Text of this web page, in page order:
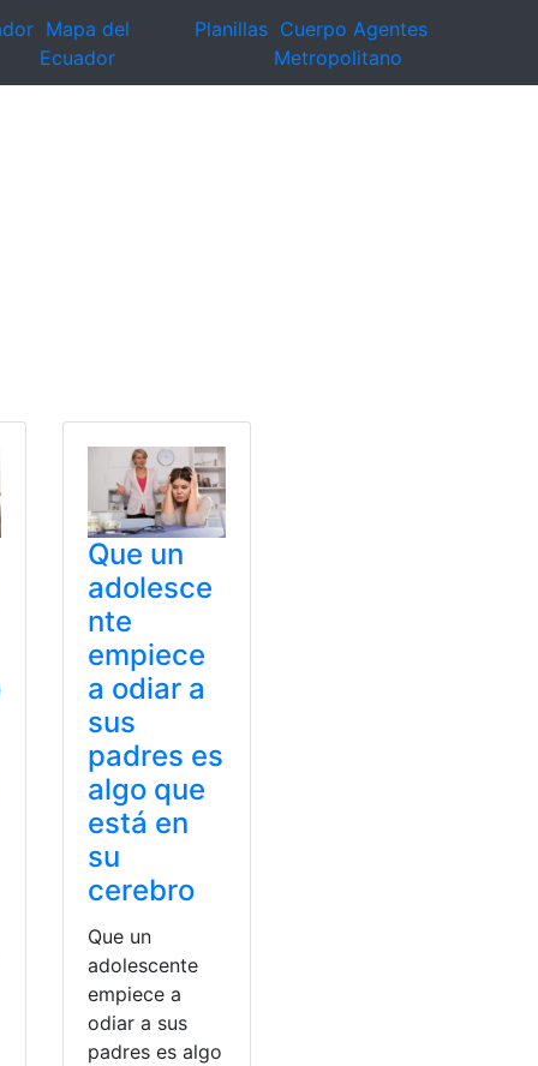
Mapa del
Ecuador
Planillas Cuerpo Agentes
Metropolitano
Que un
adolesce
nte
empiece
a odiar a
sus
padres es
algo que
está en
su
cerebro
Que un
adolescente
empiece a
odiar a sus
padres es algo